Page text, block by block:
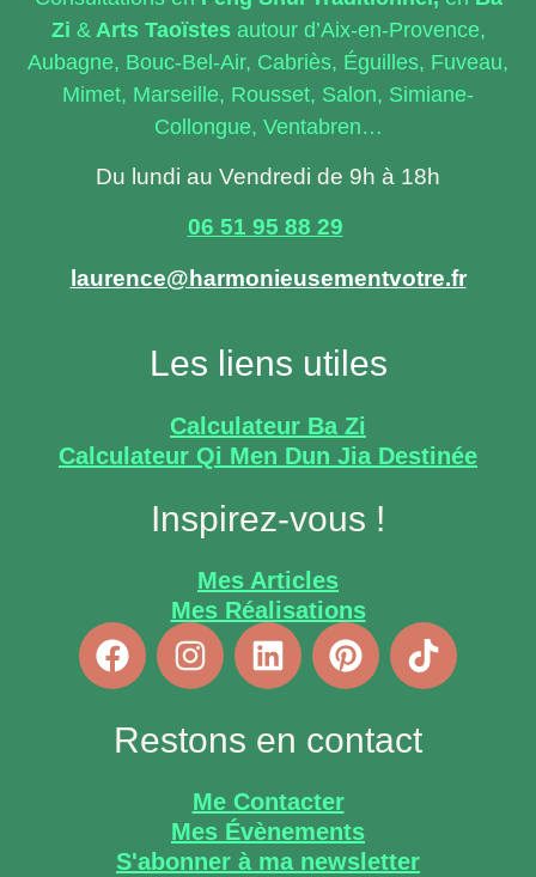
Zi &Arts Taoïstes autour d’Aix-en-Provence,
Aubagne, Bouc-Bel-Air, Cabriès, Éguilles, Fuveau,
Mimet, Marseille, Rousset, Salon, Simiane-
Collongue, Ventabren…
Du lundi au Vendredi de 9h à 18h
06 51 95 88 29
laurence@harmonieusementvotre.fr
Les liens utiles
Calculateur Ba Zi
Calculateur Qi Men Dun Jia Destinée
Inspirez-vous !
Mes Articles
Mes Réalisations
Restons en contact
Me Contacter
Mes Évènements
S'abonner à ma newsletter